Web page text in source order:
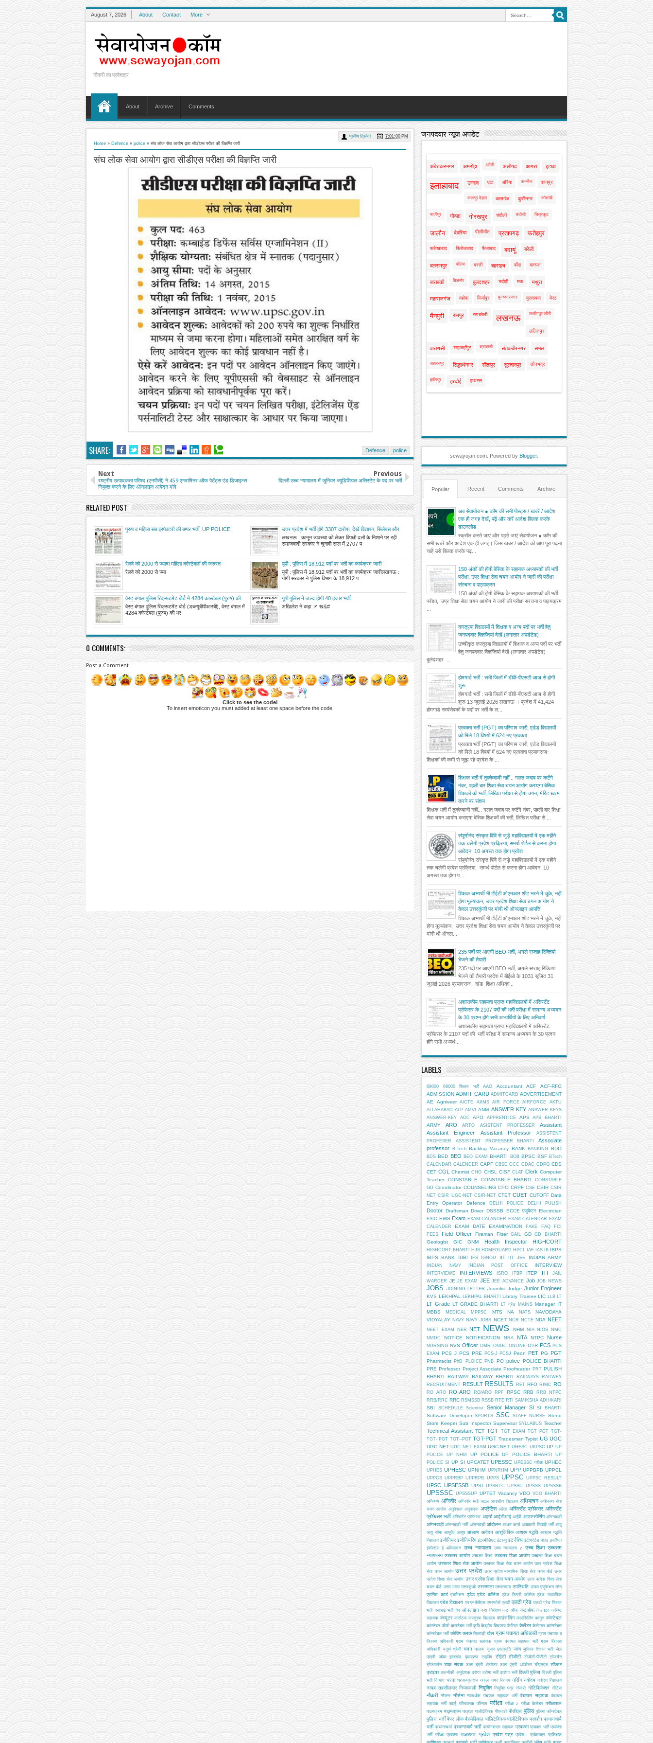
August 7, 2026 About Contact More
नौकरी का प्रवेशद्वार
About Archive Comments
Home » Defence » police » संघ लोक सेवा आयोग द्वारा सीडीएस परीक्षा की विज्ञप्ति जारी
संघ लोक सेवा आयोग द्वारा सीडीएस परीक्षा की विज्ञप्ति जारी
प्रवीण त्रिवेदी 7:01:00 PM
Defence police
SHARE:
Next
राष्ट्रीय उत्पादकता परिषद (एनपीसी) ने 459 एग्जामिनर ऑफ पेटेंट्स एंड डिजाइन्स
नियुक्त करने के लिए ऑनलाइन आवेदन मांगे
Previous
दिल्ली उच्च न्यायालय में जूनियर ज्यूडिशियल असिस्टेंट के पद पर भर्ती
RELATED POST
पुरुष व महिला सब इंस्पेक्टरों की बम्पर भर्ती, UP POLICE
उत्तर प्रदेश में भर्ती होंगे 3307 दारोगा, देखें विज्ञापन, सिलेबस और
परीक्षा कार्यक्रम
लखनऊ : कानून व्यवस्था को लेकर विपक्षी दलों के निशाने पर रही
समाजवादी सरकार ने चुनावी साल में 2707 प
रेलवे को 2000 से ज्यादा महिला कांस्टेबलों की जरुरत
रेलवे को 2000 से ज्या
यूपी : पुलिस में 18,912 पदों पर भर्ती का कार्यक्रम जारी
यूपी : पुलिस में 18,912 पदों पर भर्ती का कार्यक्रम जारीलखनऊ :
योगी सरकार ने पुलिस विभाग के 18,912 प
वेस्ट बंगाल पुलिस रिक्रूटमेंट बोर्ड में 4284 कांस्टेबल (पुरुष) की
भर्ती के लिए आवेदन आमंत्रित
वेस्ट बंगाल पुलिस रिक्रूटमेंट बोर्ड (डब्ल्यूबीपीआरबी), वेस्ट बंगाल में
4284 कांस्टेबल (पुरुष) की भर
यूपी पुलिस में जल्द होगी 40 हजार भर्ती
अखिलेश ने कहा 📌 ख&#
0 COMMENTS:
Post a Comment
Click to see the code!
To insert emoticon you must added at least one space before the code.
जनपदवार न्यूज़ अपडेट
अंबेडकरनगर अमरोहा अमेठी अलीगढ़ आगरा इटावा
इलाहाबाद उन्नाव एटा औरैया कन्नौज कानपुर
कानपुर देहात कासगंज कुशीनगर कौशांबी
गाजीपुर गोण्डा गोरखपुर चंदौली चंदौसी चित्रकूट
जालौन देवरिया पीलीभीत प्रतापगढ़ फतेहपुर
फर्रुखाबाद फिरोजाबाद फैजाबाद बदायूं बरेली
बलरामपुर बलिया बस्ती बहराइच बाँदा बागपत
बाराबंकी बिजनौर बुलंदशहर भदोही मऊ मथुरा
महाराजगंज महोबा मिर्जापुर मुजफ्फरनगर मुरादाबाद मेरठ
मैनपुरी रामपुर रायबरेली लखनऊ लखीमपुर खीरी
ललितपुर
वाराणसी शाहजहाँपुर श्रावस्ती संतकबीरनगर संभल
सहारनपुर सिद्धार्थनगर सीतापुर सुल्तानपुर सोनभद्र
हमीरपुर हरदोई हाथरस
sewayojan.com. Powered by Blogger.
Popular Recent Comments Archive
अब सेवायोजन ● कॉम की सभी पोस्ट्स / खबरें / आदेश
एक ही जगह देखें, पढ़ें और करें आदेश क्लिक करके
डाउनलोड
स्क्रॉल करते जाएं और पढ़ते जाएं सेवायोजन ● कॉम की
सभी खबरें और आदेश एक ही जगह। जिस खबर / आदेश को आप पूरा पढ़ना
चाहें उसे क्लिक करके पढ़...
150 अंकों की होगी बेसिक के सहायक अध्यापकों की भर्ती
परीक्षा, उप्र शिक्षा सेवा चयन आयोग ने जारी की परीक्षा
संरचना व पाठ्यक्रम
150 अंकों की होगी बेसिक के सहायक अध्यापकों की भर्ती
परीक्षा, उप्र शिक्षा सेवा चयन आयोग ने जारी की परीक्षा संरचना व पाठ्यक्रम
कस्तूरबा विद्यालयों में शिक्षक व अन्य पदों पर भर्ती हेतु
जनपदवार विज्ञप्तियां देखें (लगातार अपडेटेड)
उच्चीकृत कस्तूरबा विद्यालयों में शिक्षक व अन्य पदों पर भर्ती
हेतु जनपदवार विज्ञप्तियां देखें (लगातार अपडेटेड)
बुलंदशहर ...
होमगार्ड भर्ती : सभी जिलों में डीवी-पीएसटी आज से होगी
शुरू
होमगार्ड भर्ती : सभी जिलों में डीवी-पीएसटी आज से होगी
शुरू 13 जुलाई 2026 लखनऊ । प्रदेश में 41,424
होमगार्ड स्वयंसेवकों के पदों पर भर्ती के ल...
प्रवक्ता भर्ती (PGT) का परिणाम जारी, एडेड विद्यालयों
को मिले 18 विषयों में 624 नए प्रवक्ता
प्रवक्ता भर्ती (PGT) का परिणाम जारी, एडेड विद्यालयों
को मिले 18 विषयों में 624 नए प्रवक्ता प्रयागराजः
शिक्षकों की कमी से जूझ रहे प्रदेश के ...
शिक्षक भर्ती में तुक्केबाजी नहीं... गलत जवाब पर कटेंगे
नंबर, पहली बार शिक्षा सेवा चयन आयोग कराएगा बेसिक
शिक्षकों की भर्ती, लिखित परीक्षा से होगा चयन, मेरिट खत्म
करने पर संशय
शिक्षक भर्ती में तुक्केबाजी नहीं... गलत जवाब पर कटेंगे नंबर, पहली बार शिक्षा
सेवा चयन आयोग कराएगा बेसिक शिक्षकों की भर्ती, लिखित परीक्षा से ...
संपूर्णानंद संस्कृत विवि से जुड़े महाविद्यालयों में एक महीने
तक चलेगी प्रवेश प्रक्रिया, समर्थ पोर्टल से करना होगा
आवेदन, 10 अगस्त तक होगा प्रवेश
संपूर्णानंद संस्कृत विवि से जुड़े महाविद्यालयों में एक महीने
तक चलेगी प्रवेश प्रक्रिया, समर्थ पोर्टल से करना होगा आवेदन, 10
अगस्त तक होगा प...
शिक्षक अभ्यर्थी भी टीईटी ओएमआर शीट भरने में चूके, नहीं
होगा मूल्यांकन, उत्तर प्रदेश शिक्षा सेवा चयन आयोग ने
केवल उत्तरकुंजी पर मांगी थी ऑनलाइन आपत्ति
शिक्षक अभ्यर्थी भी टीईटी ओएमआर शीट भरने में चूके, नहीं
होगा मूल्यांकन, उत्तर प्रदेश शिक्षा सेवा चयन आयोग ने केवल उत्तरकुंजी पर
मांगी थी ऑनल...
235 पदों पर आएगी BEO भर्ती, अगले सप्ताह रिक्तियां
भेजने की तैयारी
235 पदों पर आएगी BEO भर्ती, अगले सप्ताह रिक्तियां
भेजने की तैयारी प्रदेश में बीईओ के 1031 सृजित 31
जुलाई 2026 प्रयागराज : खंड शिक्षा अधिका...
अशासकीय सहायता प्राप्त महाविद्यालयों में असिस्टेंट
प्रोफेसर के 2107 पदों की भर्ती परीक्षा में सामान्य अध्ययन
के 30 प्रश्न होंगे सभी अभ्यर्थियों के लिए अनिवार्य
अशासकीय सहायता प्राप्त महाविद्यालयों में असिस्टेंट
प्रोफेसर के 2107 पदों की भर्ती परीक्षा में सामान्य अध्ययन के 30 प्रश्न
होंगे सभी अभ्यर्थ...
LABELS
69000 69000 शिक्षक भर्ती AAO Accountant ACF
ACF-RFO
ADMISSION ADMIT CARD ADMITCARD ADVERTISEMENT
AE
Agniveer AICTE AIIMS AIR FORCE AIRFORCE
AKTU
ALLAHABAD ALP AMVI ANM ANSWER KEY ANSWER KEYS
ANSWER-KEY
AOC APO APPRENTICE APS APS BHARTI
ARMY ARO ARTO ASISTENT PROFESSER
Assistant
Assistant Engineer
Assistant Professor
ASSISTENT
PROFESER
ASSISTENT PROFESSER BHARTI
Associate
professor
B.Tech Backlog Vacancy BANK BANKING BDO
BDS BED BEO BEO EXAM BHARTI BOB BPSC BSF BTech
CALENDAR CALENDER CAPF CBSE CCC CDAC CDPO CDS
CET CGL Chemist CHO CHSL CISF CLAT Clerk Computer
Teacher
CONSTABLE CONSTABLE BHARTI
CONSTABLE
GD Coordinator COUNSELING CPO CRPF CSE CSIR CSIR
NET CSIR UGC-NET CSIR-NET CTET CUET CUTOFF Data
Entry Operator
Defence DELHI POLICE DELHI PULISH
Doctor Draftsman Driver DSSSB ECCE एजुकेटर Electrician
ESIC EWS Exam EXAM CALANDER EXAM CALENDAR EXAM
CALENDER
EXAM DATE EXAMINATION FAKE FAQ
FCI
FEES
Field Officer Fireman Fitter GAIL GD GD BHARTI
Geologist GIC GNM Health Inspector HIGHCORT
HIGHCORT BHARTI HJS HOMEGUARD HPCL IAF IAS IB IBPS
IBPS BANK
IDBI IFS IGNOU IIT IIT JEE INDIAN ARMY
INDIAN NAVY INDIAN POST OFFICE INTERVIEW
INTERVIEWE INTERVIEWS ISRO ITBP ITEP ITI
JAIL
WARDER JE JE EXAM JEE JEE ADVANCE Job JOB NEWS
JOBS JOINING LETTER Journlist Judge Junior Engineer
KVS LEKHPAL LEKHPAL BHARTI Library Trainee LIC LLB LT
LT Grade LT GRADE BHARTI LT ग्रेड MAINS Manager IT
MBBS
MEDICAL MPPSC MTS NA NATS
NAVODAYA
VIDYALAY NAVY NAVY JOBS NCET NCR NCTE NDA NEET
NEET EXAM NER NET NEWS NHM NIA NIOS
NMC
NMDC
NOTICE NOTIFICATION NRA NTA NTPC Nurse
NURSING NVS Officer OMR ONGC ONLINE OTR PCS PCS
EXAM
PCS J PCS PRE PCS-J PCSJ Peon PET PG PGT
Pharmacist PhD PLOICE PNB PO police POLICE BHARTI
PRE Professor Project Associate Proofreader PRT PULISH
BHARTI
RAILWAY RAILWAY BHARTI RAILWAYS
RAILWEY
RECRUITMENT RESULT RESULTS RET RFO RIMC RO
RO ARO RO-ARO RO/ARO RPF RPSC RRB
RRB NTPC
RRB/RRC RRC RSMSSB RSSB RTE RTI SAMIKSHA ADHIKARI
SBI SCHEDULE Scientist Senior Manager SI SI BHARTI
Software Developer SPORTS SSC STAFF NURSE
Steno
Store Keeper Sub Inspector Supervisor SYLLABUS Teacher
Technical Assistant TET TGT TGT EXAM TGT PGT TGT-
TGT- PGT TGT--PGT TGT-PGT Tradesman Typist UG UGC
UGC NET UGC NET EXAM UGC-NET UHESC UKPSC UP UP
POLICE
UP NHM UP POLICE UP POLICE BHARTI
UP
POLICE SI
UP SI UPCATET UPESSC UPESSC परीक्षा UPHEC
UPHES UPHESC UPNHM UPNRHM UPP UPPBPB UPPCL
UPPCS UPPRBP UPPRPB UPPS UPPSC UPPSC RESULT
UPSC UPSESSB UPSI UPSRTC UPSSC UPSSS UPSSSB
UPSSSC UPSSSUP UPTET Vacancy VDO VDO BHARTI
अग्निपथ अग्निवीर अग्निवीर भर्ती अटल आवासीय विद्यालय अधियाचन अधीनस्थ सेवा
चयन आयोग अनुदेशक अनुवादक अप्रेंटिस अर्हता असिस्टेंट प्रोफेसर असिस्टेंट
प्रोफेसर भर्ती अस्सिटेंट प्रोफेसर अहर्ता आईटीआई आईबी आउटसोर्सिंग आँगनबाड़ी
आंगनबाड़ी आंगनबाड़ी भर्ती आंगनवाड़ी आंदोलन आधार कार्ड आबकारी सिपाही भर्ती आयु
आयु सीमा आयुर्वेद आयुष आरक्षण आवेदन आशुलिपिक आश्रम पद्धति आश्रम पद्धति
विद्यालय इंजीनियर इंजीनियरिंग इंटरमीडिएट इंटरव्यू इंटर्नशिप इंटीग्रेटेड बीएड इस्तीफा
इंस्पेक्टर ई अधियाचन उच्च न्यायालय उच्च न्यायालय z उच्च शिक्षा उच्चतम
न्यायालय उच्चतर आयोग उच्चतर शिक्षा उच्चतर शिक्षा आयोग उच्चतर शिक्षा चयन
आयोग उच्चतर शिक्षा सेवा आयोग उच्चतर शिक्षा सेवा चयन आयोग उतर प्रदेश शिक्षा
सेवा चयन आयोग उत्तर प्रदेश उत्तर प्रदेश माध्यमिक शिक्षा सेवा चयन बोर्ड उत्तर
प्रदेश शिक्षा सेवा आयोग उत्तर प्रदेश शिक्षा सेवा चयन आयोग उत्तर प्रदेश शिक्षा सेवा
चयन बोर्ड उत्तर माला उत्तरकुंजी उत्तरमाला उत्तराखण्ड उपस्थिति उप्पस एजूकेशन लोन
एडमिट कार्ड एडमिशन एडेड एडेड कॉलेज एडेड डिग्री कॉलेज एडेड माध्यमिक
विद्यालय एडेड विद्यालय एप एमबीबीएस एयरफोर्स एलटी एलटी ग्रेड एलटी ग्रेड शिक्षक
भर्ती एसआई भर्ती ऐप ऑनलाइन कक्ष निरीक्षण कट ऑफ कटऑफ कंडक्टर कनिष्ठ
सहायक कंप्यूटर कर्नाटक कस्तूरबा विद्यालय काउंसलिंग काउंसिलिंग कानून कांस्टेबल
कांस्टेबल जीडी कांस्टेबल भर्ती कृषि केंद्रीय विद्यालय कैरियर कैलेंडर कैलेण्डर कॉन्स्टेबल
कॉन्स्टेबल भर्ती कोचिंग क्लर्क खिलाड़ी खेल ग्राम पंचायत अधिकारी ग्राम पंचायत व
विकास अधिकारी ग्राम पंचायत सहायक ग्राम पंचायत सहायक भर्ती ग्राम विकास
अधिकारी चतुर्थ श्रेणी चयन चालक चुनाव छात्रवृत्ति जांच जूनियर शिक्षक भर्ती जेल
प्रहरी
जॉब्स झारखंड झारखण्ड टाइपिंग टीईटी टीजीटी टीजीटी-पीजीटी
ट्रेडमैन
ट्रेडसमैन डाक सेवक डाटा इंट्री ऑपरेटर डाटा एंट्री ऑपरेटर डीएलएड डॉक्टर
ड्राइवर तकनीकी अनुदेशक दरोगा दरोगा भर्ती दारोगा भर्ती दिल्ली पुलिस दिल्ली पुलिस
भर्ती दिव्यांग धरना धरना-प्रदर्शन नकल नगर निकाय नर्सिंग नवोदय नवोदय विद्यालय
नायब तहसीलदार नियमावली नियुक्ति नियुक्ति पत्र नोकरी नोटिफिकेशन नोटिस
नौकरी नौसना नौसेना न्यायधीश पंचयात सहायक भर्ती पंचायत सहायक पंचायत
सहायक भर्ती पढ़ाई परिचालक परिणाम परीक्षा परीक्षा z परीक्षा कैलेंडर परीक्षाफल
पाठयक्रम पाठ्यक्रम पात्रता पालीटेक्निक पीएचडी पीसीएस पुलिस पुलिस कॉन्स्टेबल
पुलिस भर्ती पेपर लीक पैरामेडिकल पॉलिटेक्निक पॉलीटेक्निक प्रदर्शन प्रधानचार्य
भर्ती प्रधानाचार्य प्रधानाचार्य भर्ती प्रयोगशाला सहायक प्रवक्ता प्रवक्ता भर्ती प्रवक्ता
भर्ती परीक्षा
प्रवक्ता साक्षात्कार प्रवेश प्रवेश पत्र प्रवेश। प्रवेशपत्र प्रशिक्षक